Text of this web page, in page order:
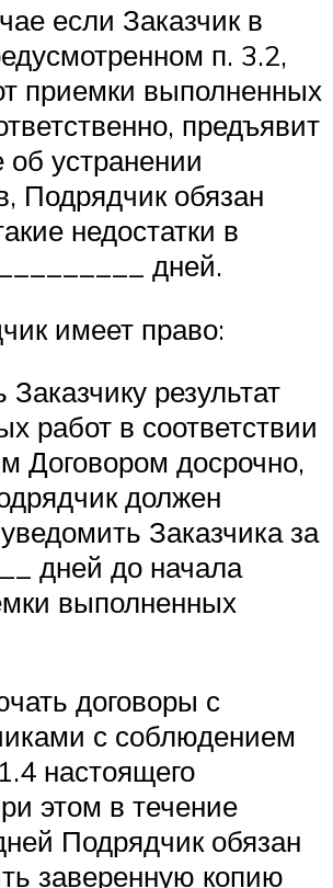
если Заказчик в
п. 3.2,
приемки выполненных
предъявит
об устранении
Подрядчик обязан
недостатки в
дней.
имеет право:
результат
работ в соответствии
Договором досрочно,
должен
Заказчика за
дней до начала
выполненных
договоры с
с соблюдением
настоящего
этом в течение
Подрядчик обязан
заверенную копию